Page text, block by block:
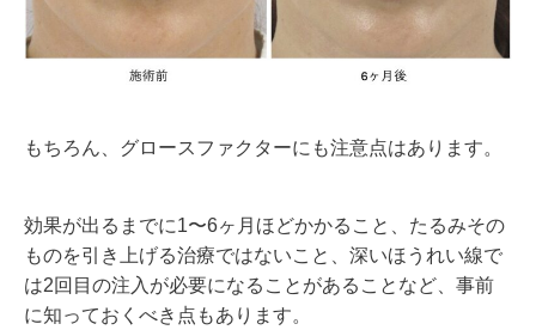
もちろん、グロースファクターにも注意点はあります。
効果が出るまでに1〜6ヶ月ほどかかること、たるみその
ものを引き上げる治療ではないこと、深いほうれい線で
は2回目の注入が必要になることがあることなど、事前
に知っておくべき点もあります。